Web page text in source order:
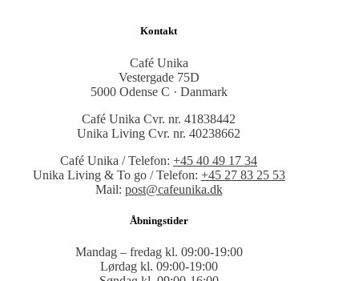
Kontakt
Café Unika
Vestergade 75D
5000 Odense C · Danmark
Café Unika Cvr. nr. 41838442
Unika Living Cvr. nr. 40238662
Café Unika / Telefon:+45 40 49 17 34
Unika Living & To go / Telefon: +45 27 83 25 53
Mail: post@cafeunika.dk
Åbningstider
Mandag – fredag kl. 09:00-19:00
Lørdag kl. 09:00-19:00